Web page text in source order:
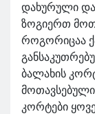
დახურული
ზოგიერთ
როგორიცაა
ბალახის
კორტები